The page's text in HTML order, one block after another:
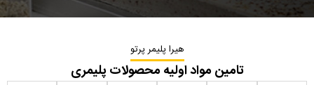
هیرا پلیمر پرتو
تامین مواد اولیه محصولات پلیمری